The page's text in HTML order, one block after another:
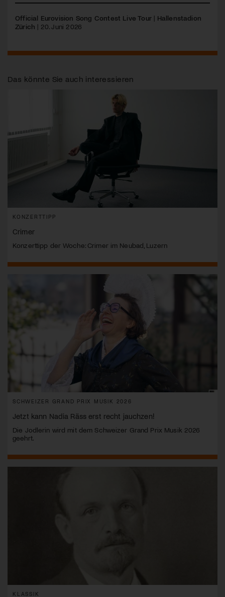
Official Eurovision Song Contest Live Tour| Hallenstadion
Zürich | 20. Juni 2026
Das könnte Sie auch interessieren
KONZERTTIPP
Crimer
Konzerttipp der Woche: Crimer im Neubad, Luzern
SCHWEIZER GRAND PRIX MUSIK 2026
Jetzt kann Nadia Räss erst recht jauchzen!
Die Jodlerin wird mit dem Schweizer Grand Prix Musik 2026
geehrt.
KLASSIK